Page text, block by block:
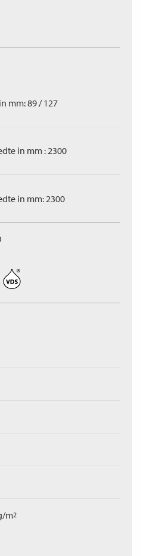
mm: 89 / 127
in mm : 2300
in mm: 2300
m2